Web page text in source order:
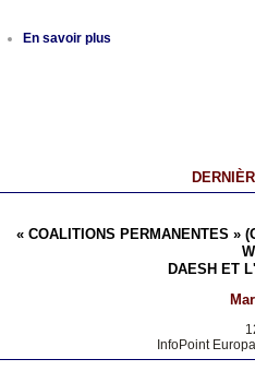
En savoir plus
« COALITIONS PERMANENTES »
DAESH ET
InfoPoint